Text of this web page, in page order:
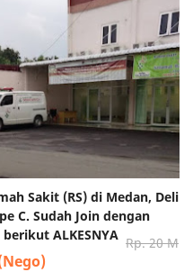
Sakit (RS) di Medan, Deli
C. Sudah Join dengan
berikut ALKESNYA Rp. 20 M